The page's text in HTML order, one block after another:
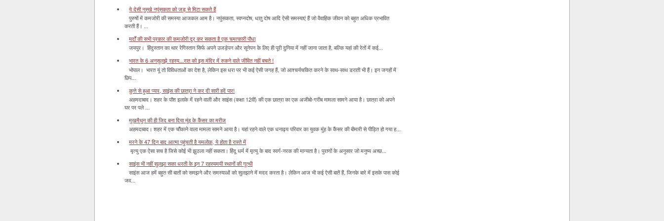
ये देसी नुस्खे नपुंसकता को जड़ से मिटा सकते हैं
पुरुषों में कमजोरी की समस्या आजकल आम है। नपुंसकता, स्वप्नदोष, धातु दोष आदि ऐसी समस्याएं हैं जो वैवाहिक जीवन को बहुत अधिक प्रभावित
करती हैं। ...
मर्दों की सभी प्रकार की कमजोरी दूर कर सकता है एक चमत्‍कारी पौधा
जयपुर। हिंदुस्‍तान का थार रेगिस्‍तान सिर्फ अपने उजड़ेपन और सूनेपन के लिए ही पूरी दुनिया में नहीं जाना जाता है, बल्कि यहां की रेतों में कई...
भारत के 6 अनसुलझे रहस्य...रात को इस मंदिर में रुकने वाले जीवित नहीं बचते !
भोपाल। भारत यूं तो विविधताओं का देश है, लेकिन इस धरा पर भी कई ऐसी जगह हैं, जो आश्चर्यचकित करने के साथ-साथ डराती भी हैं। इन जगहों में
छिप...
कुत्ते से हुआ प्यार, साइंस की छात्रा ने कर दी सारी हदें पार!
अहमदाबाद। शहर के पॉश इलाके में रहने वाली और साइंस (कक्षा 12वीं) की एक छात्रा का एक अजीबो-गरीब मामला सामने आया है। छात्रा को अपने
घर पर पले ...
मुखमैथुन की ही जिद बना दिया मुंह के कैंसर का मरीज
अहमदाबाद। शहर में एक चौंकाने वाला मामला सामने आया है। यहां रहने वाले एक धनाढ्य परिवार का युवक मुंंह के कैंसर की बीमारी से पीड़ित हो गया ह...
मरने के 47 दिन बाद आत्मा पहुंचती है यमलोक, ये होता है रास्ते में
मृत्यु एक ऐसा सच है जिसे कोई भी झुठला नहीं सकता। हिंदू धर्म में मृत्यु के बाद स्वर्ग-नरक की मान्यता है। पुराणों के अनुसार जो मनुष्य अच्छ...
साइंस भी नहीं सुलझा सका धरती के इन 7 रहस्यमयी स्थानों की गुत्थी
साइंस आज हमें बहुत सी बातों को समझने और समस्याओं को सुलझाने में मदद करता है। लेकिन आज भी कई ऐसी बातें हैं, जिनके बारे में इसके पास कोई
जव...